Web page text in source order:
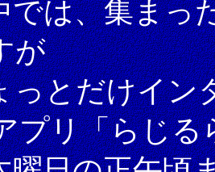
では、集まっ
が
っとだけイン
プリ「らじる